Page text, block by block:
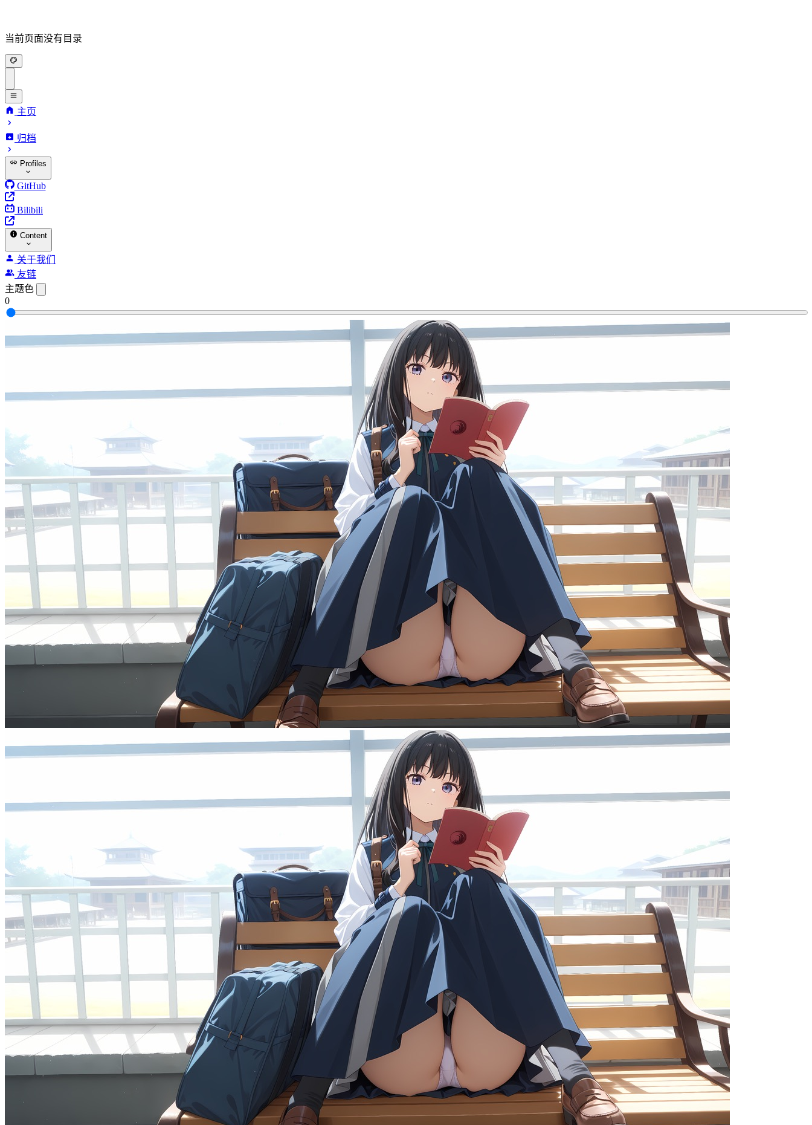
当前页面没有目录
主页
归档
Profiles
GitHub
Bilibili
Content
关于我们
友链
主题色
0